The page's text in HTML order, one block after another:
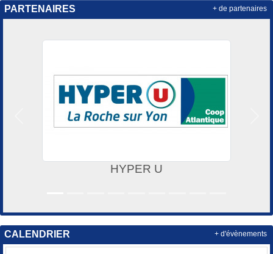
PARTENAIRES
HYPER U
+ de partenaires
CALENDRIER + d'évènements